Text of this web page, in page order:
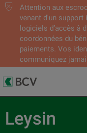
Attention aux
venant d'un support
logiciels d’accès à
coordonnées du
paiements. Vos
communiquez
Leysin